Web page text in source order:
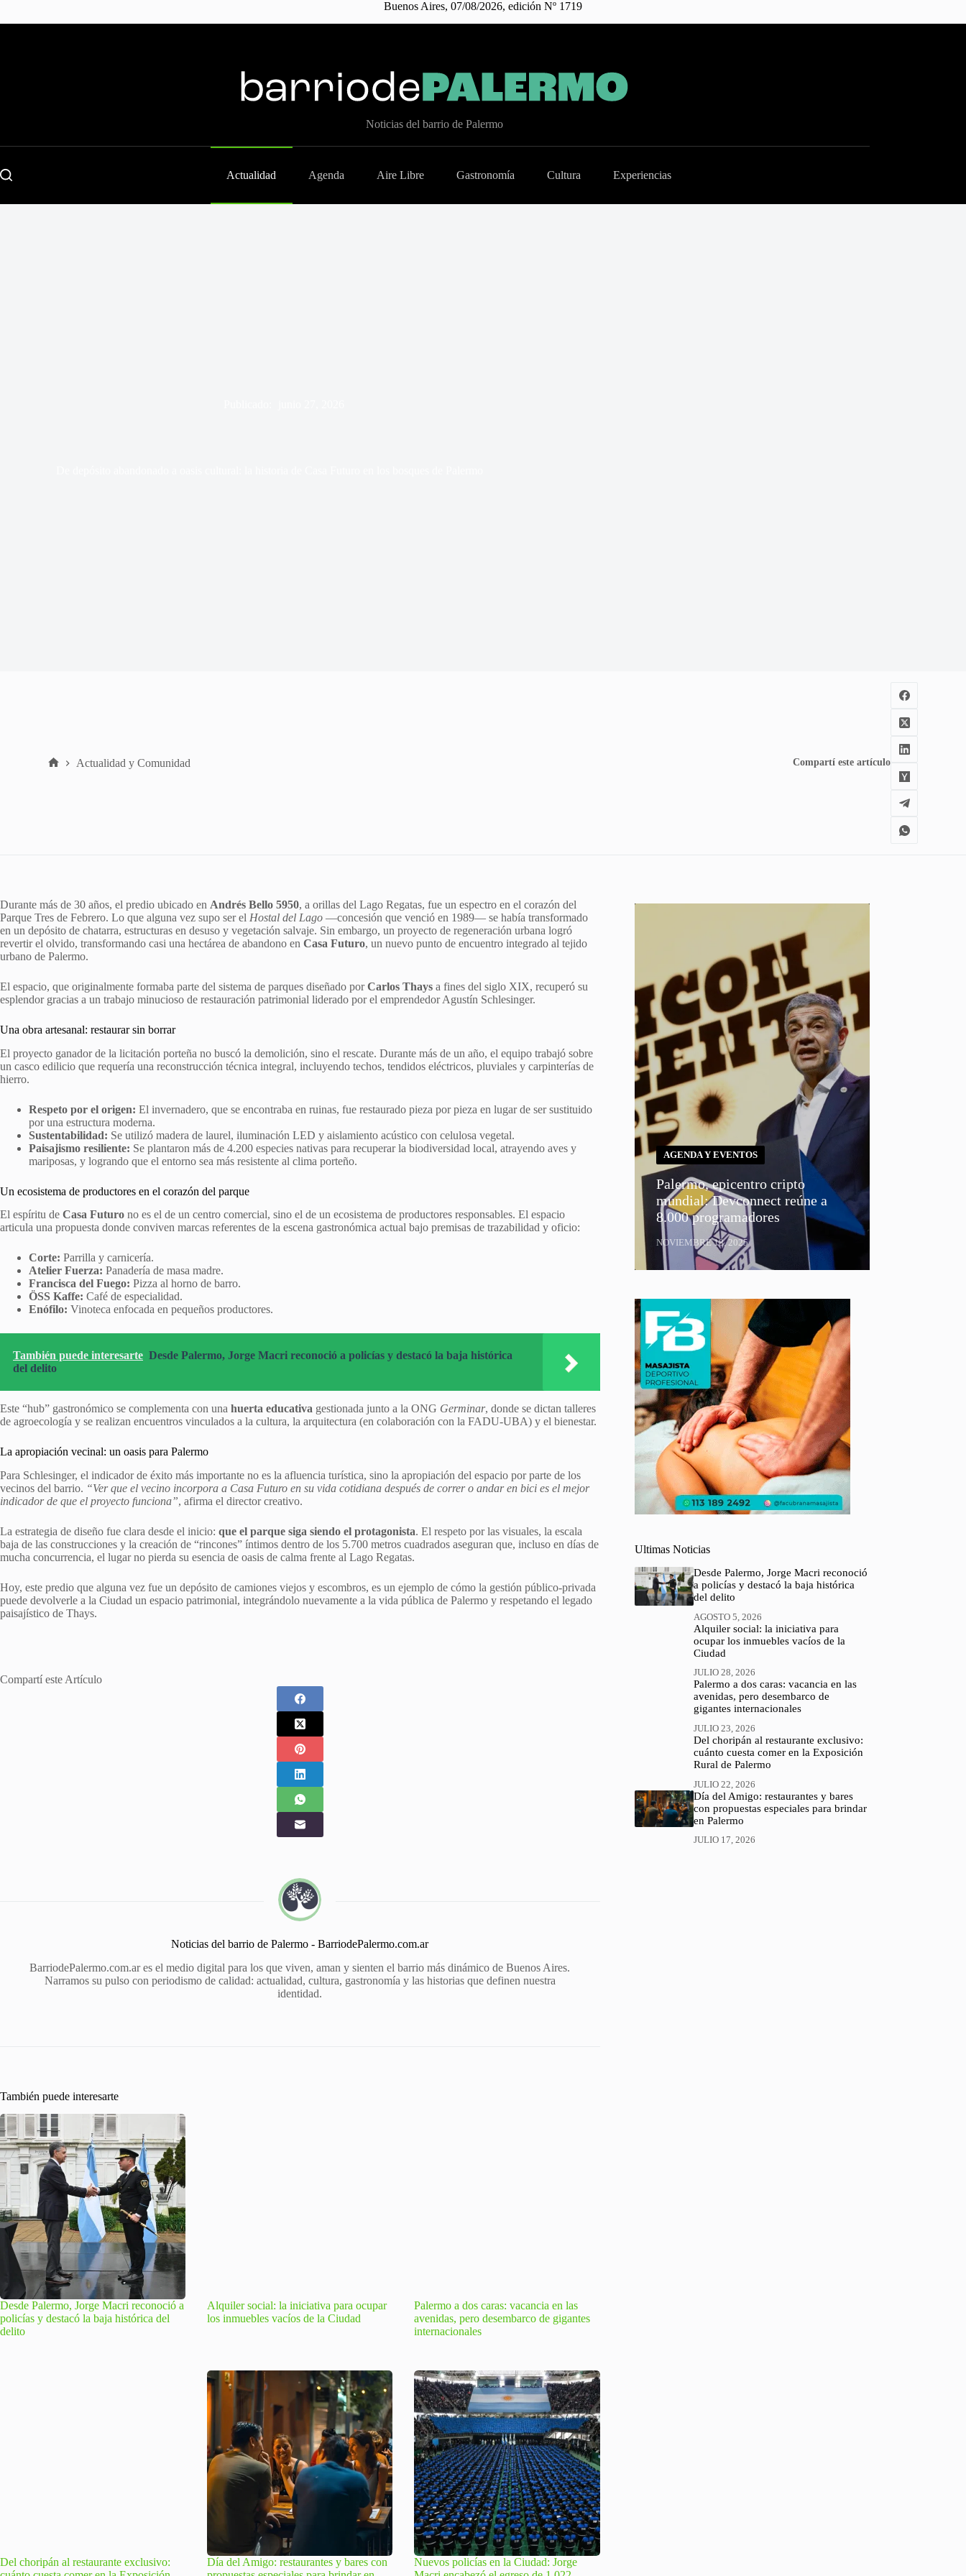
Buenos Aires, 07/08/2026, edición Nº 1719
Noticias del barrio de Palermo
Actualidad Agenda Aire Libre Gastronomía Cultura Experiencias
Actualidad y Comunidad Compartí este artículo
Durante más de 30 años, el predio ubicado en Andrés Bello 5950, a orillas del Lago Regatas, fue un espectro en el corazón del
Parque Tres de Febrero. Lo que alguna vez supo ser el Hostal del Lago —concesión que venció en 1989— se había transformado
en un depósito de chatarra, estructuras en desuso y vegetación salvaje. Sin embargo, un proyecto de regeneración urbana logró
revertir el olvido, transformando casi una hectárea de abandono en Casa Futuro, un nuevo punto de encuentro integrado al tejido
urbano de Palermo.
El espacio, que originalmente formaba parte del sistema de parques diseñado porCarlos Thays a fines del siglo XIX, recuperó su
esplendor gracias a un trabajo minucioso de restauración patrimonial liderado por el emprendedor Agustín Schlesinger.
Una obra artesanal: restaurar sin borrar
El proyecto ganador de la licitación porteña no buscó la demolición, sino el rescate. Durante más de un año, el equipo trabajó sobre
un casco edilicio que requería una reconstrucción técnica integral, incluyendo techos, tendidos eléctricos, pluviales y carpinterías de
hierro.
Respeto por el origen: El invernadero, que se encontraba en ruinas, fue restaurado pieza por pieza en lugar de ser sustituido
por una estructura moderna.
Sustentabilidad: Se utilizó madera de laurel, iluminación LED y aislamiento acústico con celulosa vegetal.
Paisajismo resiliente: Se plantaron más de 4.200 especies nativas para recuperar la biodiversidad local, atrayendo aves y
mariposas, y logrando que el entorno sea más resistente al clima porteño.
Un ecosistema de productores en el corazón del parque
El espíritu de Casa Futuro no es el de un centro comercial, sino el de un ecosistema de productores responsables. El espacio
articula una propuesta donde conviven marcas referentes de la escena gastronómica actual bajo premisas de trazabilidad y oficio:
Corte: Parrilla y carnicería.
Atelier Fuerza: Panadería de masa madre.
Francisca del Fuego: Pizza al horno de barro.
ÖSS Kaffe: Café de especialidad.
Enófilo: Vinoteca enfocada en pequeños productores.
También puede interesarte Desde Palermo, Jorge Macri reconoció a policías y destacó la baja histórica
del delito
Este “hub” gastronómico se complementa con una huerta educativa gestionada junto a la ONG Germinar, donde se dictan talleres
de agroecología y se realizan encuentros vinculados a la cultura, la arquitectura (en colaboración con la FADU-UBA) y el bienestar.
La apropiación vecinal: un oasis para Palermo
Para Schlesinger, el indicador de éxito más importante no es la afluencia turística, sino la apropiación del espacio por parte de los
vecinos del barrio. “Ver que el vecino incorpora a Casa Futuro en su vida cotidiana después de correr o andar en bici es el mejor
indicador de que el proyecto funciona”, afirma el director creativo.
La estrategia de diseño fue clara desde el inicio: que el parque siga siendo el protagonista. El respeto por las visuales, la escala
baja de las construcciones y la creación de “rincones” íntimos dentro de los 5.700 metros cuadrados aseguran que, incluso en días de
mucha concurrencia, el lugar no pierda su esencia de oasis de calma frente al Lago Regatas.
Hoy, este predio que alguna vez fue un depósito de camiones viejos y escombros, es un ejemplo de cómo la gestión público-privada
puede devolverle a la Ciudad un espacio patrimonial, integrándolo nuevamente a la vida pública de Palermo y respetando el legado
paisajístico de Thays.
Compartí este Artículo
Noticias del barrio de Palermo - BarriodePalermo.com.ar
BarriodePalermo.com.ar es el medio digital para los que viven, aman y sienten el barrio más dinámico de Buenos Aires.
Narramos su pulso con periodismo de calidad: actualidad, cultura, gastronomía y las historias que definen nuestra
identidad.
También puede interesarte
Desde Palermo, Jorge Macri reconoció a
policías y destacó la baja histórica del
delito
Alquiler social: la iniciativa para ocupar
los inmuebles vacíos de la Ciudad
Palermo a dos caras: vacancia en las
avenidas, pero desembarco de gigantes
internacionales
Del choripán al restaurante exclusivo:
Día del Amigo: restaurantes y bares con
Nuevos policías en la Ciudad: Jorge
AGENDA Y EVENTOS
Palermo, epicentro cripto
mundial: Devconnect reúne a
8.000 programadores
NOVIEMBRE 18, 2025
Ultimas Noticias
Desde Palermo, Jorge Macri reconoció
a policías y destacó la baja histórica
del delito
AGOSTO 5, 2026
Alquiler social: la iniciativa para
ocupar los inmuebles vacíos de la
Ciudad
JULIO 28, 2026
Palermo a dos caras: vacancia en las
avenidas, pero desembarco de
gigantes internacionales
JULIO 23, 2026
Del choripán al restaurante exclusivo:
cuánto cuesta comer en la Exposición
Rural de Palermo
JULIO 22, 2026
Día del Amigo: restaurantes y bares
con propuestas especiales para brindar
en Palermo
JULIO 17, 2026